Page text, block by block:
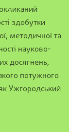
здобутки
методичної та
науково-
досягнень,
потужного
Ужгородський